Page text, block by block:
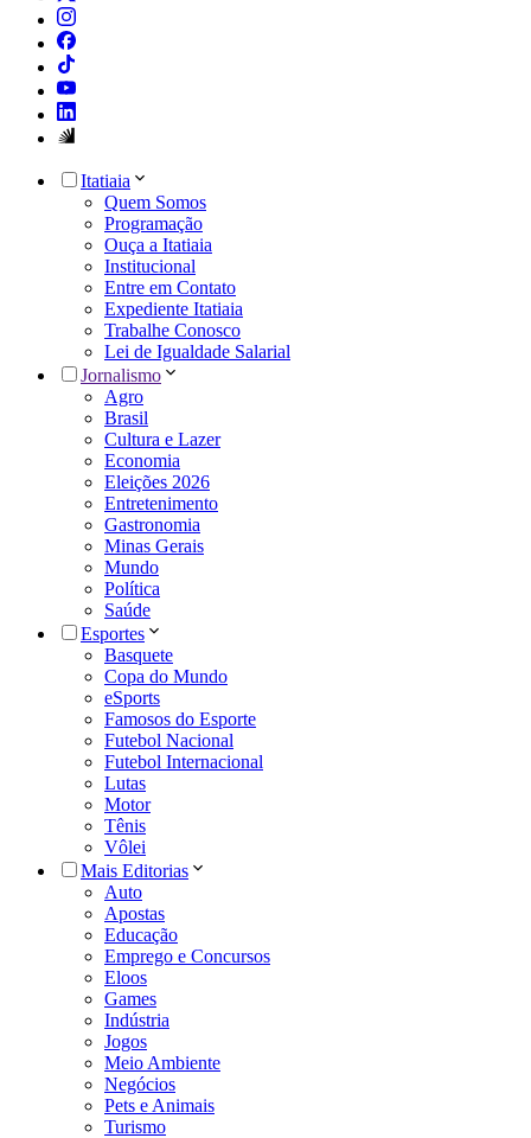
Itatiaia
Quem Somos
Programação
Ouça a Itatiaia
Institucional
Entre em Contato
Expediente Itatiaia
Trabalhe Conosco
Lei de Igualdade Salarial
Jornalismo
Agro
Brasil
Cultura e Lazer
Economia
Eleições 2026
Entretenimento
Gastronomia
Minas Gerais
Mundo
Política
Saúde
Esportes
Basquete
Copa do Mundo
eSports
Famosos do Esporte
Futebol Nacional
Futebol Internacional
Lutas
Motor
Tênis
Vôlei
Mais Editorias
Auto
Apostas
Educação
Emprego e Concursos
Eloos
Games
Indústria
Jogos
Meio Ambiente
Negócios
Pets e Animais
Turismo